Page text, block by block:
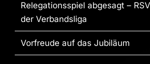
Relegationsspiel abgesagt –
der Verbandsliga
Vorfreude auf das Jubiläum